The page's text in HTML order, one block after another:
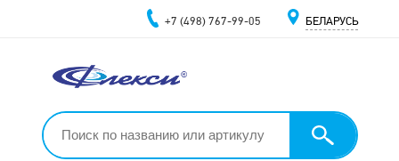
+7 (498) 767-99-05 БЕЛАРУСЬ